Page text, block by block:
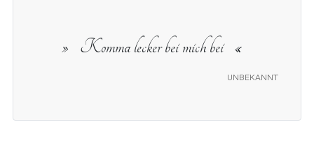
unbekannt
Komma lecker bei mich bei